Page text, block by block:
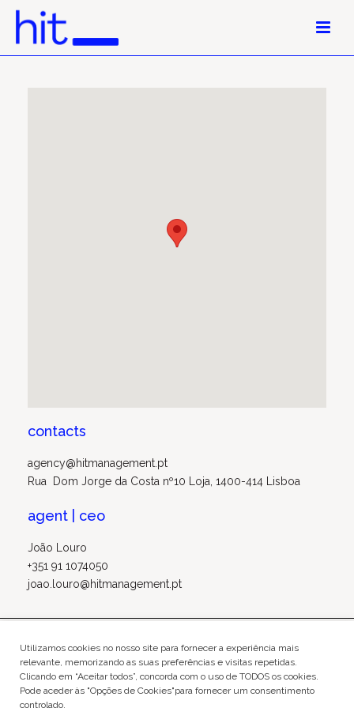
contacts
agency@hitmanagement.pt
Rua Dom Jorge da Costa nº10 Loja, 1400-414 Lisboa
agent | ceo
João Louro
+351 91 1074050
joao.louro@hitmanagement.pt
Rua Dom Jorge da Costa nº10 - Loja 1400-414 Lisboa
agency@hitmanagement.pt
about | terms and conditions and privacy policy
Utilizamos cookies no nosso site para fornecer a experiência mais
relevante, memorizando as suas preferências e visitas repetidas.
Clicando em “Aceitar todos”, concorda com o uso de TODOS os cookies.
Pode aceder às "Opções de Cookies"para fornecer um consentimento
controlado.